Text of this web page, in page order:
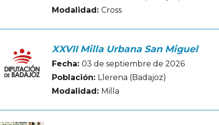
Modalidad: Cross
XXVII Milla Urbana San Miguel
Fecha: 03 de septiembre de 2026
Población: Llerena (Badajoz)
Modalidad: Milla